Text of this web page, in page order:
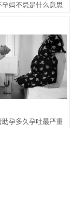
孕妈不忌是什么意思
助孕多久孕吐最严重